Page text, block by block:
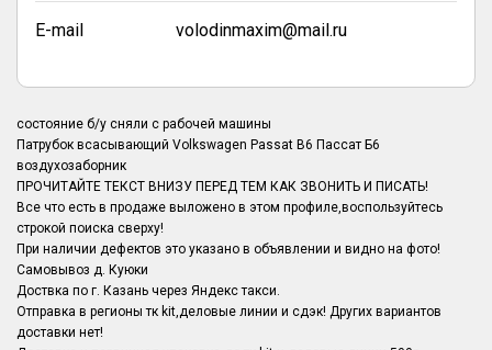
E-mail volodinmaxim@mail.ru
состояние б/у сняли с рабочей машины
Патрубок всасывающий Volkswagen Passat B6 Пассат Б6
воздухозаборник
ПРОЧИТАЙТЕ ТЕКСТ ВНИЗУ ПЕРЕД ТЕМ КАК ЗВОНИТЬ И ПИСАТЬ!
Все что есть в продаже выложено в этом профиле,воспользуйтесь
строкой поиска сверху!
При наличии дефектов это указано в объявлении и видно на фото!
Самовывоз д. Куюки
Доствка по г. Казань через Яндекс такси.
Отправка в регионы тк kit,деловые линии и сдэк! Других вариантов
доставки нет!